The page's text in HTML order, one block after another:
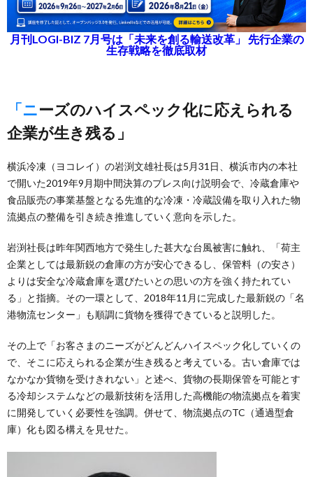
月刊LOGI-BIZ 7月号は「未来を創る輸送改革」 先行企業の
生存戦略を徹底取材
「ニーズのハイスペック化に応えられる
企業が生き残る」
横浜冷凍（ヨコレイ）の岩渕文雄社長は5月31日、横浜市内の本社
で開いた2019年9月期中間決算のプレス向け説明会で、冷蔵倉庫や
食品販売の事業基盤となる先進的な冷凍・冷蔵設備を取り入れた物
流拠点の整備を引き続き推進していく意向を示した。
岩渕社長は昨年関西地方で発生した甚大な台風被害に触れ、「荷主
企業としては最新鋭の倉庫の方が安心できるし、保管料（の安さ）
よりは安全な冷蔵倉庫を選びたいとの思いの方を強く持たれてい
る」と指摘。その一環として、2018年11月に完成した最新鋭の「名
港物流センター」も順調に貨物を獲得できていると説明した。
その上で「お客さまのニーズがどんどんハイスペック化していくの
で、そこに応えられる企業が生き残ると考えている。古い倉庫では
なかなか貨物を受けきれない」と述べ、貨物の長期保管を可能とす
る冷却システムなどの最新技術を活用した高機能の物流拠点を着実
に開発していく必要性を強調。併せて、物流拠点のTC（通過型倉
庫）化も図る構えを見せた。